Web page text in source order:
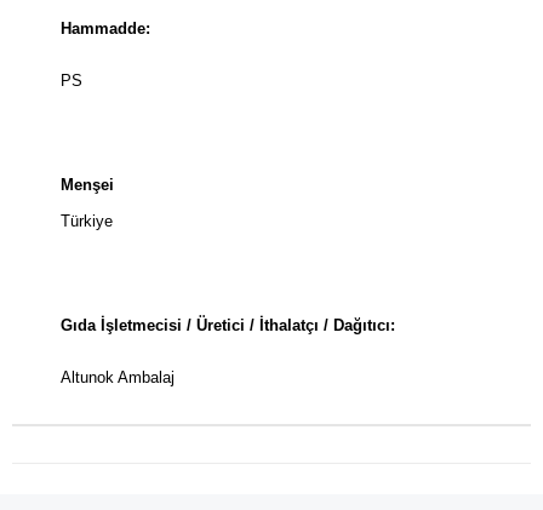
Hammadde:
PS
Menşei
Türkiye
Gıda İşletmecisi / Üretici / İthalatçı / Dağıtıcı:
Altunok Ambalaj